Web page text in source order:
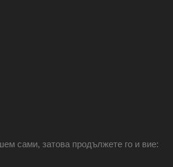
сами, затова продължете го и вие: